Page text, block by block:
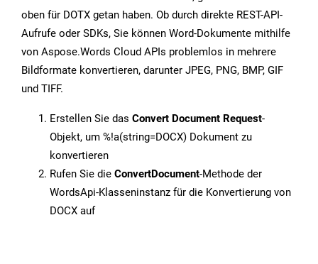
oben für DOTX getan haben. Ob durch direkte REST-API-
Aufrufe oder SDKs, Sie können Word-Dokumente mithilfe
von Aspose.Words Cloud APIs problemlos in mehrere
Bildformate konvertieren, darunter JPEG, PNG, BMP, GIF
und TIFF.
Erstellen Sie das Convert Document Request-
Objekt, um %!a(string=DOCX) Dokument zu
konvertieren
Rufen Sie die ConvertDocument-Methode der
WordsApi-Klasseninstanz für die Konvertierung von
DOCX auf